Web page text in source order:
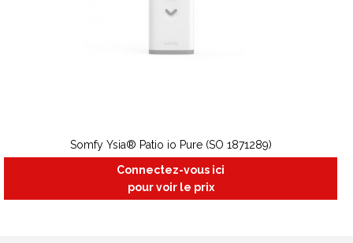
Somfy Ysia® Patio io Pure (SO 1871289)
Connectez-vous ici
pour voir le prix